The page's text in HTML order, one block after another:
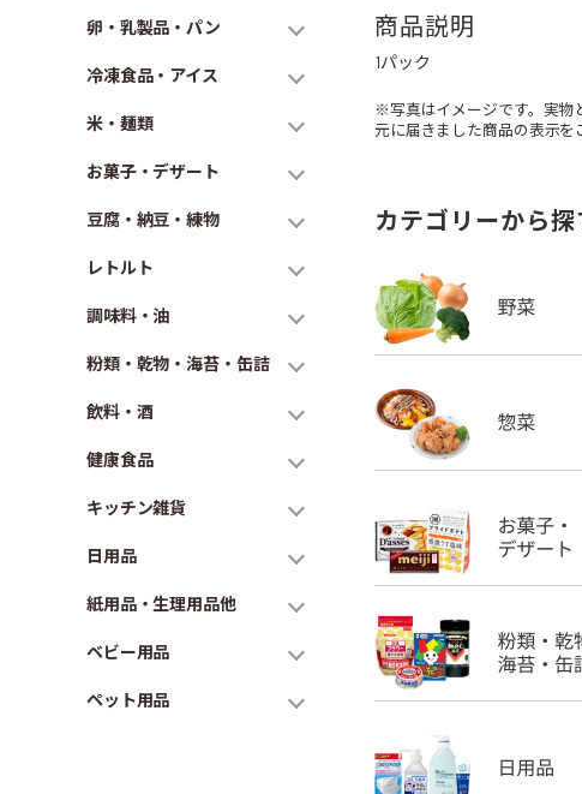
卵・乳製品・パン
冷凍食品・アイス
米・麺類
お菓子・デザート
豆腐・納豆・練物
レトルト
調味料・油
粉類・乾物・海苔・缶詰
飲料・酒
健康食品
キッチン雑貨
日用品
紙用品・生理用品他
ベビー用品
ペット用品
商品説明
1パック
※写真はイメージです。実物
元に届きました商品の表示を
カテゴリーから探